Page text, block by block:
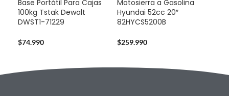
Base Portátil Para Cajas
100kg Tstak Dewalt
DWST1-71229
$74.990
Motosierra a Gasolina
Hyundai 52cc 20″
82HYCS5200B
$259.990